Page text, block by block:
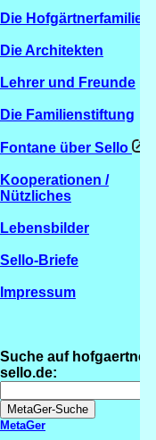
Die Hofgärtnerfamilien
Die Architekten
Lehrer und Freunde
Die Familienstiftung
Fontane über Sello
Kooperationen /
Nützliches
Lebensbilder
Sello-Briefe
Impressum
Suche auf hofgaertner-
sello.de:
MetaGer